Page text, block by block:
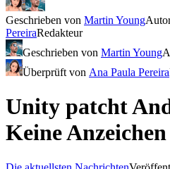
Geschrieben von Martin Young
PereiraRedakteur
Geschrieben von Martin Young
Überprüft von Ana Paula Pereira
Unity patcht
Keine